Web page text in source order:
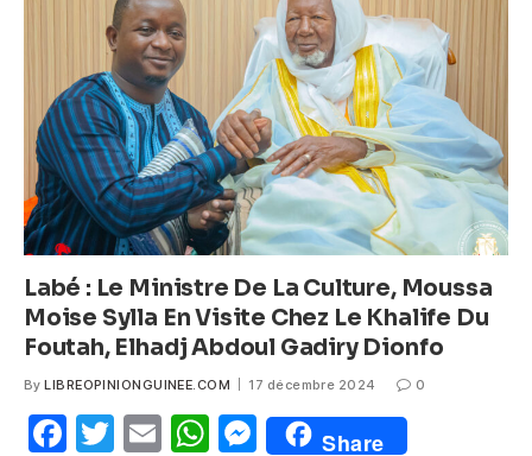
k
g
er
Labé : Le Ministre De La Culture, Moussa
Moise Sylla En Visite Chez Le Khalife Du
Foutah, Elhadj Abdoul Gadiry Dionfo
By LIBREOPINIONGUINEE.COM 17 décembre 2024 0
F
T
E
W M
Share